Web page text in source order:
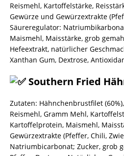
Reismehl, Kartoffelstärke,
Gewürze und Gewürzextrakte
Säureregulator:
Maismehl, Maisstärke, grob
Hefeextrakt, natürlicher
Xanthan Gum, Dextrose,
Southern Fried
Zutaten: Hähnchenbrustfilet
Reismehl, Gramm Mehl,
Kartoffelprotein, Maismehl,
Gewürzextrakte (Pfeffer, Chili,
Natriumbicarbonat; Zucker, grob